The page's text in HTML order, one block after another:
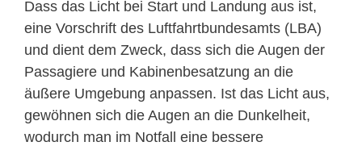
Dass das Licht bei Start und Landung aus ist,
eine Vorschrift des Luftfahrtbundesamts (LBA)
und dient dem Zweck, dass sich die Augen der
Passagiere und Kabinenbesatzung an die
äußere Umgebung anpassen. Ist das Licht aus,
gewöhnen sich die Augen an die Dunkelheit,
wodurch man im Notfall eine bessere